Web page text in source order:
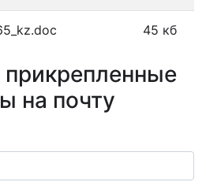
45 кб
на почту